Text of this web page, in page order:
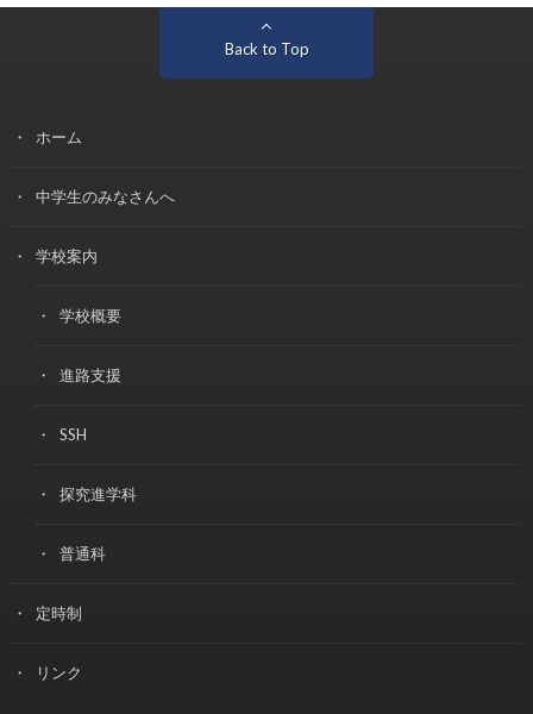
Back to Top
ホーム
中学生のみなさんへ
学校案内
学校概要
進路支援
SSH
探究進学科
普通科
定時制
リンク